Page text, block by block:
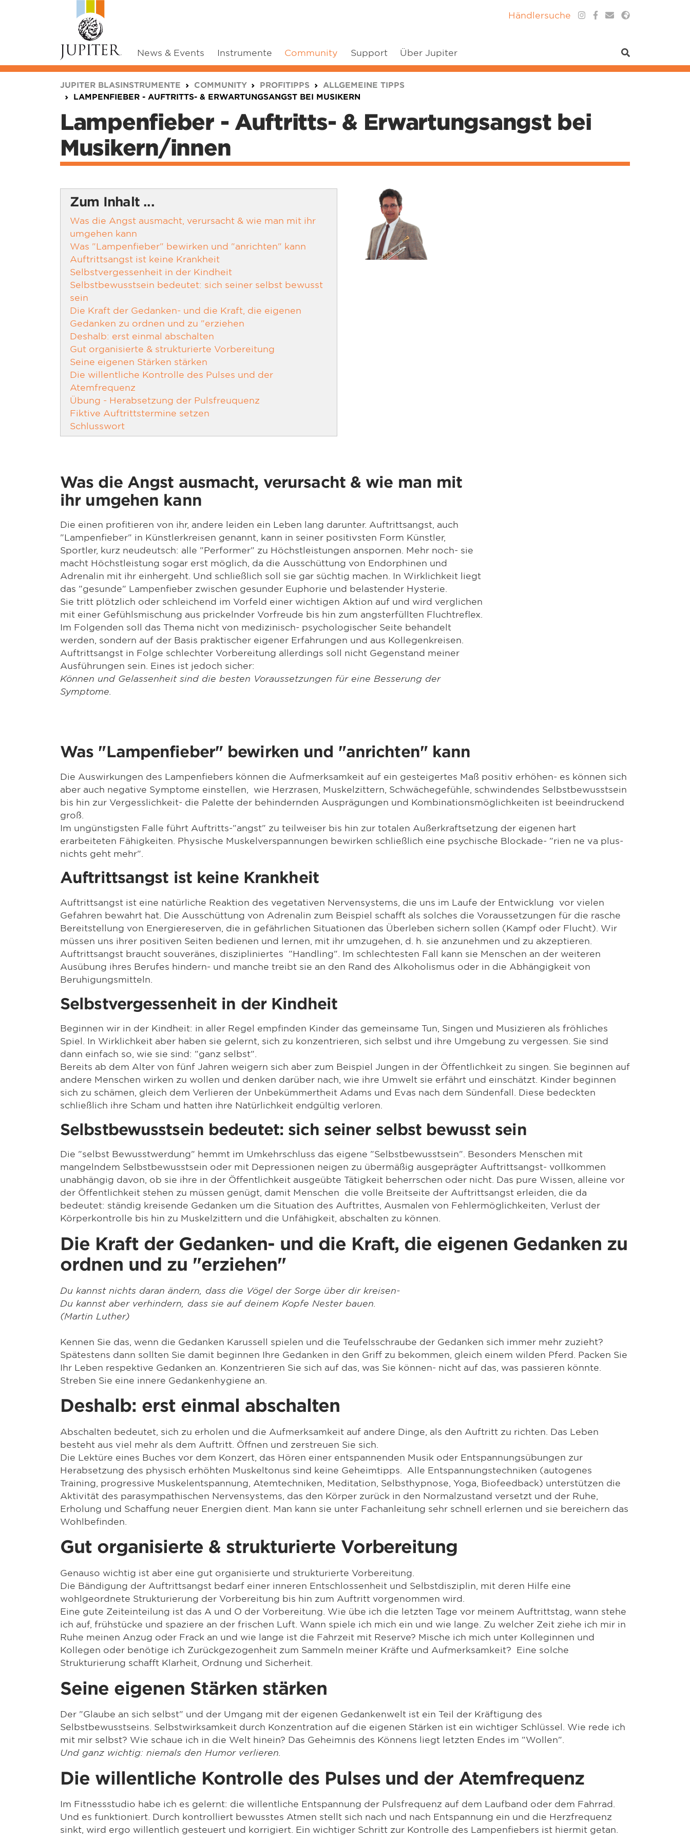
News & Events Instrumente Community Support Über Jupiter
Händlersuche
JUPITER BLASINSTRUMENTE COMMUNITY PROFITIPPS
ALLGEMEINE TIPPS
LAMPENFIEBER - AUFTRITTS- & ERWARTUNGSANGST BEI MUSIKERN
Lampenfieber - Auftritts- & Erwartungsangst bei
Musikern/innen
Zum Inhalt ...
Was die Angst ausmacht, verursacht & wie man mit ihr
umgehen kann
Was "Lampenfieber" bewirken und "anrichten" kann
Auftrittsangst ist keine Krankheit
Selbstvergessenheit in der Kindheit
Selbstbewusstsein bedeutet: sich seiner selbst bewusst
sein
Die Kraft der Gedanken- und die Kraft, die eigenen
Gedanken zu ordnen und zu "erziehen
Deshalb: erst einmal abschalten
Gut organisierte & strukturierte Vorbereitung
Seine eigenen Stärken stärken
Die willentliche Kontrolle des Pulses und der
Atemfrequenz
Übung - Herabsetzung der Pulsfreuquenz
Fiktive Auftrittstermine setzen
Schlusswort
Was die Angst ausmacht, verursacht & wie man mit
ihr umgehen kann
Die einen profitieren von ihr, andere leiden ein Leben lang darunter. Auftrittsangst, auch
"Lampenfieber" in Künstlerkreisen genannt, kann in seiner positivsten Form Künstler,
Sportler, kurz neudeutsch: alle "Performer" zu Höchstleistungen anspornen. Mehr noch- sie
macht Höchstleistung sogar erst möglich, da die Ausschüttung von Endorphinen und
Adrenalin mit ihr einhergeht. Und schließlich soll sie gar süchtig machen. In Wirklichkeit liegt
das "gesunde" Lampenfieber zwischen gesunder Euphorie und belastender Hysterie.
Sie tritt plötzlich oder schleichend im Vorfeld einer wichtigen Aktion auf und wird verglichen
mit einer Gefühlsmischung aus prickelnder Vorfreude bis hin zum angsterfüllten Fluchtreflex.
Im Folgenden soll das Thema nicht von medizinisch- psychologischer Seite behandelt
werden, sondern auf der Basis praktischer eigener Erfahrungen und aus Kollegenkreisen.
Auftrittsangst in Folge schlechter Vorbereitung allerdings soll nicht Gegenstand meiner
Ausführungen sein. Eines ist jedoch sicher:
Können und Gelassenheit sind die besten Voraussetzungen für eine Besserung der
Symptome.
Was "Lampenfieber" bewirken und "anrichten" kann
Die Auswirkungen des Lampenfiebers können die Aufmerksamkeit auf ein gesteigertes Maß positiv erhöhen- es können sich
aber auch negative Symptome einstellen, wie Herzrasen, Muskelzittern, Schwächegefühle, schwindendes Selbstbewusstsein
bis hin zur Vergesslichkeit- die Palette der behindernden Ausprägungen und Kombinationsmöglichkeiten ist beeindruckend
groß.
Im ungünstigsten Falle führt Auftritts-"angst" zu teilweiser bis hin zur totalen Außerkraftsetzung der eigenen hart
erarbeiteten Fähigkeiten. Physische Muskelverspannungen bewirken schließlich eine psychische Blockade- "rien ne va plus-
nichts geht mehr".
Auftrittsangst ist keine Krankheit
Auftrittsangst ist eine natürliche Reaktion des vegetativen Nervensystems, die uns im Laufe der Entwicklung vor vielen
Gefahren bewahrt hat. Die Ausschüttung von Adrenalin zum Beispiel schafft als solches die Voraussetzungen für die rasche
Bereitstellung von Energiereserven, die in gefährlichen Situationen das Überleben sichern sollen (Kampf oder Flucht). Wir
müssen uns ihrer positiven Seiten bedienen und lernen, mit ihr umzugehen, d. h. sie anzunehmen und zu akzeptieren.
Auftrittsangst braucht souveränes, diszipliniertes "Handling". Im schlechtesten Fall kann sie Menschen an der weiteren
Ausübung ihres Berufes hindern- und manche treibt sie an den Rand des Alkoholismus oder in die Abhängigkeit von
Beruhigungsmitteln.
Selbstvergessenheit in der Kindheit
Beginnen wir in der Kindheit: in aller Regel empfinden Kinder das gemeinsame Tun, Singen und Musizieren als fröhliches
Spiel. In Wirklichkeit aber haben sie gelernt, sich zu konzentrieren, sich selbst und ihre Umgebung zu vergessen. Sie sind
dann einfach so, wie sie sind: "ganz selbst".
Bereits ab dem Alter von fünf Jahren weigern sich aber zum Beispiel Jungen in der Öffentlichkeit zu singen. Sie beginnen auf
andere Menschen wirken zu wollen und denken darüber nach, wie ihre Umwelt sie erfährt und einschätzt. Kinder beginnen
sich zu schämen, gleich dem Verlieren der Unbekümmertheit Adams und Evas nach dem Sündenfall. Diese bedeckten
schließlich ihre Scham und hatten ihre Natürlichkeit endgültig verloren.
Selbstbewusstsein bedeutet: sich seiner selbst bewusst sein
Die "selbst Bewusstwerdung" hemmt im Umkehrschluss das eigene "Selbstbewusstsein". Besonders Menschen mit
mangelndem Selbstbewusstsein oder mit Depressionen neigen zu übermäßig ausgeprägter Auftrittsangst- vollkommen
unabhängig davon, ob sie ihre in der Öffentlichkeit ausgeübte Tätigkeit beherrschen oder nicht. Das pure Wissen, alleine vor
der Öffentlichkeit stehen zu müssen genügt, damit Menschen die volle Breitseite der Auftrittsangst erleiden, die da
bedeutet: ständig kreisende Gedanken um die Situation des Auftrittes, Ausmalen von Fehlermöglichkeiten, Verlust der
Körperkontrolle bis hin zu Muskelzittern und die Unfähigkeit, abschalten zu können.
Die Kraft der Gedanken- und die Kraft, die eigenen Gedanken zu
ordnen und zu "erziehen"
Du kannst nichts daran ändern, dass die Vögel der Sorge über dir kreisen-
Du kannst aber verhindern, dass sie auf deinem Kopfe Nester bauen.
(Martin Luther)
Kennen Sie das, wenn die Gedanken Karussell spielen und die Teufelsschraube der Gedanken sich immer mehr zuzieht?
Spätestens dann sollten Sie damit beginnen Ihre Gedanken in den Griff zu bekommen, gleich einem wilden Pferd. Packen Sie
Ihr Leben respektive Gedanken an. Konzentrieren Sie sich auf das, was Sie können- nicht auf das, was passieren könnte.
Streben Sie eine innere Gedankenhygiene an.
Deshalb: erst einmal abschalten
Abschalten bedeutet, sich zu erholen und die Aufmerksamkeit auf andere Dinge, als den Auftritt zu richten. Das Leben
besteht aus viel mehr als dem Auftritt. Öffnen und zerstreuen Sie sich.
Die Lektüre eines Buches vor dem Konzert, das Hören einer entspannenden Musik oder Entspannungsübungen zur
Herabsetzung des physisch erhöhten Muskeltonus sind keine Geheimtipps. Alle Entspannungstechniken (autogenes
Training, progressive Muskelentspannung, Atemtechniken, Meditation, Selbsthypnose, Yoga, Biofeedback) unterstützen die
Aktivität des parasympathischen Nervensystems, das den Körper zurück in den Normalzustand versetzt und der Ruhe,
Erholung und Schaffung neuer Energien dient. Man kann sie unter Fachanleitung sehr schnell erlernen und sie bereichern das
Wohlbefinden.
Gut organisierte & strukturierte Vorbereitung
Genauso wichtig ist aber eine gut organisierte und strukturierte Vorbereitung.
Die Bändigung der Auftrittsangst bedarf einer inneren Entschlossenheit und Selbstdisziplin, mit deren Hilfe eine
wohlgeordnete Strukturierung der Vorbereitung bis hin zum Auftritt vorgenommen wird.
Eine gute Zeiteinteilung ist das A und O der Vorbereitung. Wie übe ich die letzten Tage vor meinem Auftrittstag, wann stehe
ich auf, frühstücke und spaziere an der frischen Luft. Wann spiele ich mich ein und wie lange. Zu welcher Zeit ziehe ich mir in
Ruhe meinen Anzug oder Frack an und wie lange ist die Fahrzeit mit Reserve? Mische ich mich unter Kolleginnen und
Kollegen oder benötige ich Zurückgezogenheit zum Sammeln meiner Kräfte und Aufmerksamkeit? Eine solche
Strukturierung schafft Klarheit, Ordnung und Sicherheit.
Seine eigenen Stärken stärken
Der "Glaube an sich selbst" und der Umgang mit der eigenen Gedankenwelt ist ein Teil der Kräftigung des
Selbstbewusstseins. Selbstwirksamkeit durch Konzentration auf die eigenen Stärken ist ein wichtiger Schlüssel. Wie rede ich
mit mir selbst? Wie schaue ich in die Welt hinein? Das Geheimnis des Könnens liegt letzten Endes im "Wollen".
Und ganz wichtig: niemals den Humor verlieren.
Die willentliche Kontrolle des Pulses und der Atemfrequenz
Im Fitnessstudio habe ich es gelernt: die willentliche Entspannung der Pulsfrequenz auf dem Laufband oder dem Fahrrad.
Und es funktioniert. Durch kontrolliert bewusstes Atmen stellt sich nach und nach Entspannung ein und die Herzfrequenz
sinkt, wird ergo willentlich gesteuert und korrigiert. Ein wichtiger Schritt zur Kontrolle des Lampenfiebers ist hiermit getan.